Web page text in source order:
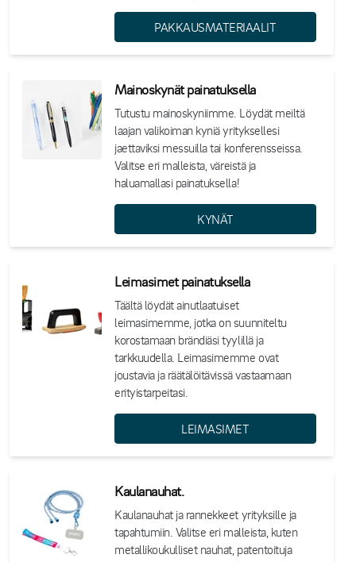
PAKKAUSMATERIAALIT
Mainoskynät painatuksella
Tutustu mainoskyniimme. Löydät meiltä
laajan valikoiman kyniä yrityksellesi
jaettaviksi messuilla tai konferensseissa.
Valitse eri malleista, väreistä ja
haluamallasi painatuksella!
KYNÄT
Leimasimet painatuksella
Täältä löydät ainutlaatuiset
leimasimemme, jotka on suunniteltu
korostamaan brändiäsi tyylillä ja
tarkkuudella. Leimasimemme ovat
joustavia ja räätälöitävissä vastaamaan
erityistarpeitasi.
LEIMASIMET
Kaulanauhat.
Kaulanauhat ja rannekkeet yrityksille ja
tapahtumiin. Valitse eri malleista, kuten
metallikoukulliset nauhat, patentoituja